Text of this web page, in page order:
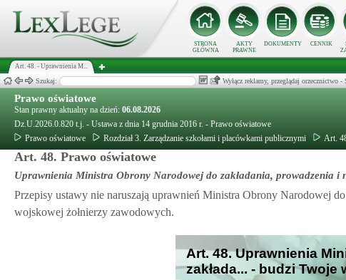
STRONA
GŁÓWNA
AKTY
PRAWNE
DOKUMENTY CENNIK
Art. 48. - Uprawnienia M...
Szukaj: Wyłącz reklamy, przeglądaj orzecznictwo
Prawo oświatowe
Stan prawny aktualny na dzień: 06.08.2026
Dz.U.2026.0.820 t.j. - Ustawa z dnia 14 grudnia 2016 r. - Prawo oświatowe
Prawo oświatowe
Rozdział 3. Zarządzanie szkołami i placówkami publicznymi Art.
Art. 48. Prawo oświatowe
Uprawnienia Ministra Obrony Narodowej do zakładania, prowadzenia i
Przepisy ustawy nie naruszają uprawnień Ministra Obrony Narodowej
wojskowej żołnierzy zawodowych.
Art. 48. Uprawnienia
zakłada... - budzi